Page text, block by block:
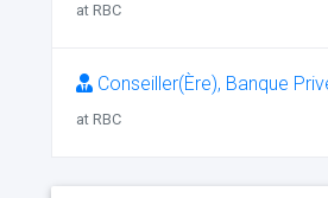
at RBC
Conseiller(Ère), Banque
at RBC